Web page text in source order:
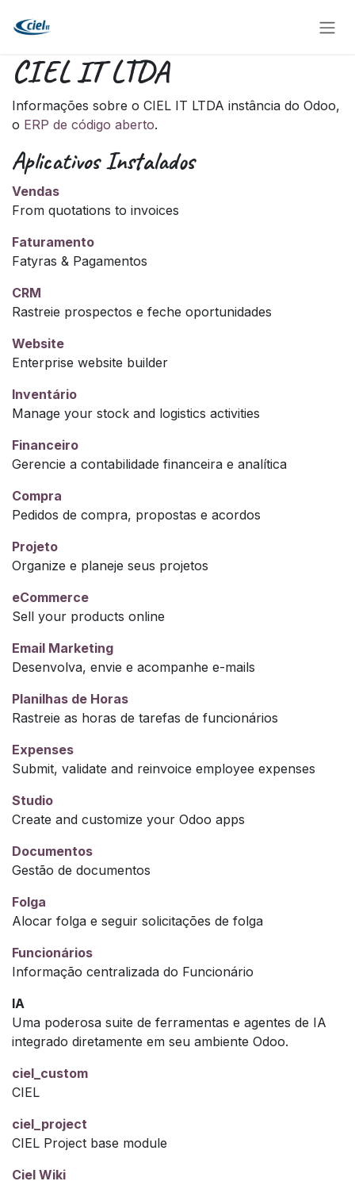
CIEL IT LTDA
Informações sobre o CIEL IT LTDA instância do Odoo,
o ERP de código aberto.
Aplicativos Instalados
Vendas
From quotations to invoices
Faturamento
Fatyras & Pagamentos
CRM
Rastreie prospectos e feche oportunidades
Website
Enterprise website builder
Inventário
Manage your stock and logistics activities
Financeiro
Gerencie a contabilidade financeira e analítica
Compra
Pedidos de compra, propostas e acordos
Projeto
Organize e planeje seus projetos
eCommerce
Sell your products online
Email Marketing
Desenvolva, envie e acompanhe e-mails
Planilhas de Horas
Rastreie as horas de tarefas de funcionários
Expenses
Submit, validate and reinvoice employee expenses
Studio
Create and customize your Odoo apps
Documentos
Gestão de documentos
Folga
Alocar folga e seguir solicitações de folga
Funcionários
Informação centralizada do Funcionário
IA
Uma poderosa suite de ferramentas e agentes de IA
integrado diretamente em seu ambiente Odoo.
ciel_custom
CIEL
ciel_project
CIEL Project base module
Ciel Wiki